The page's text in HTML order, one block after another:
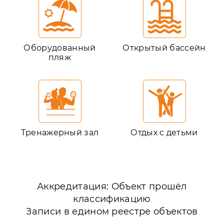
Оборудованный
пляж
Открытый бассейн
Тренажерный зал Отдых с детьми
Аккредитация: Объект прошёл
классификацию
Записи в едином реестре объектов